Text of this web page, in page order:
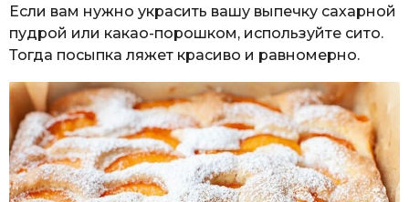
Если вам нужно украсить вашу выпечку сахарной
пудрой или какао-порошком, используйте сито.
Тогда посыпка ляжет красиво и равномерно.